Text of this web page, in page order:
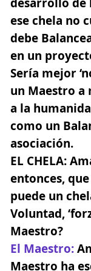
ese chela no
debe
en un
Sería mejor
un Maestro a
a la
como un
asociación.
EL CHELA:
entonces,
puede un
Voluntad,
Maestro?
El Maestro:
Maestro ha